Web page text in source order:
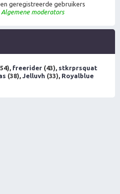
geregistreerde gebruikers
Algemene moderators
freerider (43), stkrprsquat
(38), Jelluvh (33), Royalblue